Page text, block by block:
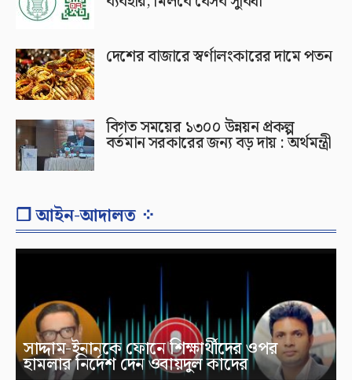
দেশের বাজারে স্বর্ণালংকারের দামে পতন
বিগত সময়ের ১৩০০ উন্নয়ন প্রকল্প
বর্তমান সরকারের জন্য বড় দায় : অর্থমন্ত্রী
❐ আইন-আদালত ⁘
সাদ্দাম-ইনানকে ফোনে শিক্ষার্থীদের ওপর
হামলার নির্দেশ দেন ওবায়দুল কাদের